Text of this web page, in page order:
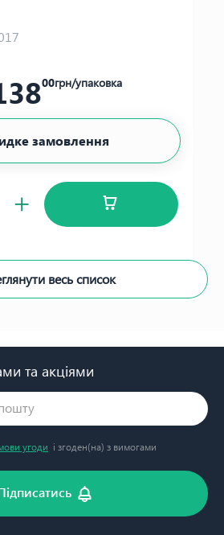
00грн/упаковка
замовлення
весь список
та акціями
угоди і згоден(на) з вимогами